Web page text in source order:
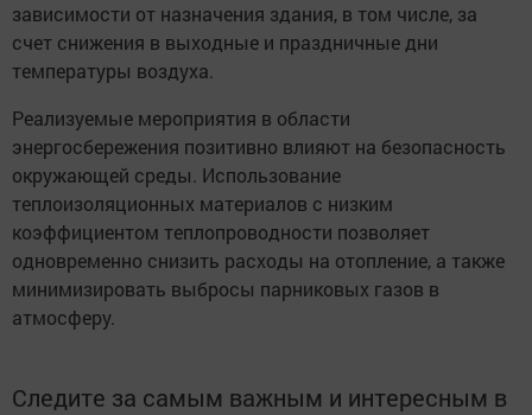
зависимости от назначения здания, в том числе, за
счет снижения в выходные и праздничные дни
температуры воздуха.
Реализуемые мероприятия в области
энергосбережения позитивно влияют на безопасность
окружающей среды. Использование
теплоизоляционных материалов с низким
коэффициентом теплопроводности позволяет
одновременно снизить расходы на отопление, а также
минимизировать выбросы парниковых газов в
атмосферу.
Следите за самым важным и интересным в